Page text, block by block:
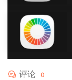
评论 0